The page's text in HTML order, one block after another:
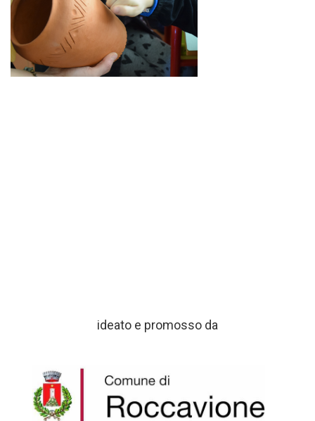
ideato e promosso da